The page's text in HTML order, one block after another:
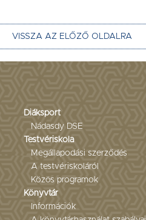
VISSZA AZ ELŐZŐ OLDALRA
Diáksport
Nádasdy DSE
Testvériskola
Megállapodási szerződés
A testvériskoláról
Közös programok
Könyvtár
Információk